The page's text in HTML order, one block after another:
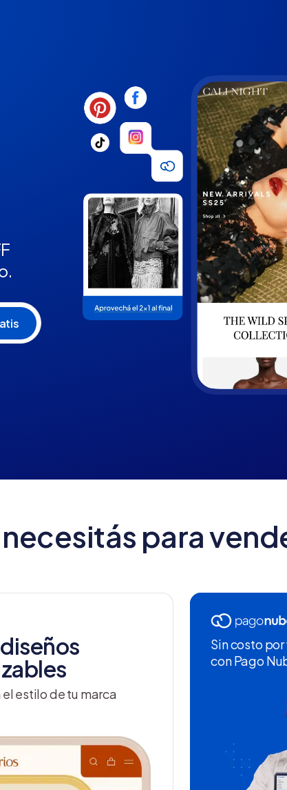
para
estilo de tu marca
Sin costo
con Pago